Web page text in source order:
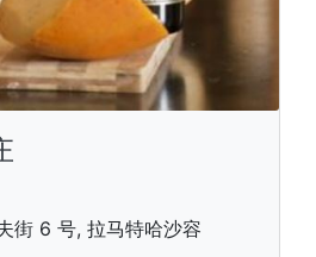
街 6 号, 拉马特哈沙容